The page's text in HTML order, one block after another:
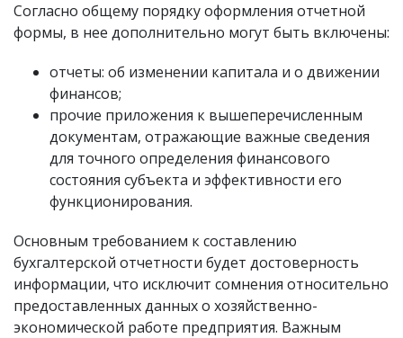
Согласно общему порядку оформления отчетной
формы, в нее дополнительно могут быть включены:
отчеты: об изменении капитала и о движении
финансов;
прочие приложения к вышеперечисленным
документам, отражающие важные сведения
для точного определения финансового
состояния субъекта и эффективности его
функционирования.
Основным требованием к составлению
бухгалтерской отчетности будет достоверность
информации, что исключит сомнения относительно
предоставленных данных о хозяйственно-
экономической работе предприятия. Важным